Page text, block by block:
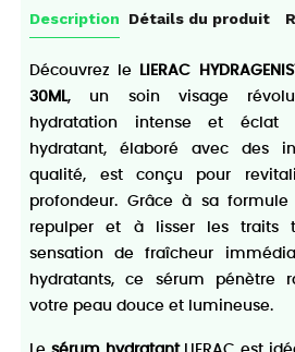
Description Détails du produit
Découvrez le
LIERAC
30ML, un soin visage
hydratation intense et éclat
hydratant, élaboré avec des
qualité, est conçu pour
profondeur. Grâce à sa
repulper et à lisser les traits
sensation de fraîcheur
hydratants, ce sérum pénètre
votre peau douce et lumineuse.